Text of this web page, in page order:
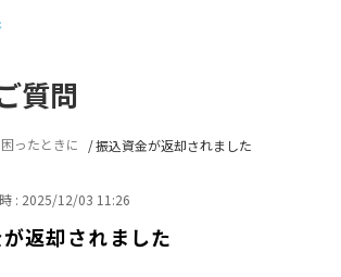
質問
困ったときに 振込資金が返却されました
: 2025/12/03 11:26
返却されました